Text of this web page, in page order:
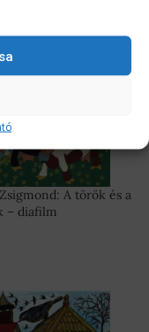
A török és a
– diafilm